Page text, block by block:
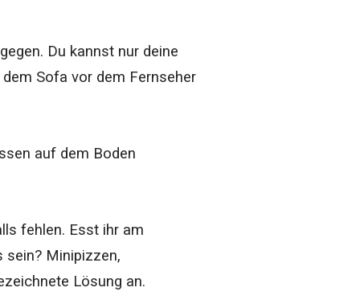
Du kannst nur deine
Sofa vor dem Fernseher
auf dem Boden
fehlen. Esst ihr am
sein? Minipizzen,
Lösung an.